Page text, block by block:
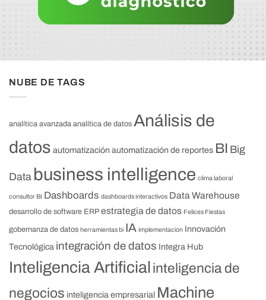
NUBE DE TAGS
analítica avanzada analítica de datos Análisis de
datos automatizaciónautomatización de reportes BI Big
Data business intelligence clima laboral
consultor BI Dashboards dashboards interactivos Data Warehouse
desarrollo de software ERP estrategia de datos Felices Fiestas
gobernanza de datos herramientas bi IA implementacion Innovación
Tecnológica integración de datos Integra Hub
Inteligencia Artificial inteligencia de
negocios inteligencia empresarial Machine